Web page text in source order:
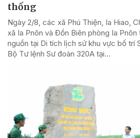
thống
Ngày 2/8, các xã Phú Thiện, Ia Hiao,
xã Ia Pnôn và Đồn Biên phòng Ia
nguồn tại Di tích lịch sử khu vực bố trí
Bộ Tư lệnh Sư đoàn 320A tại...